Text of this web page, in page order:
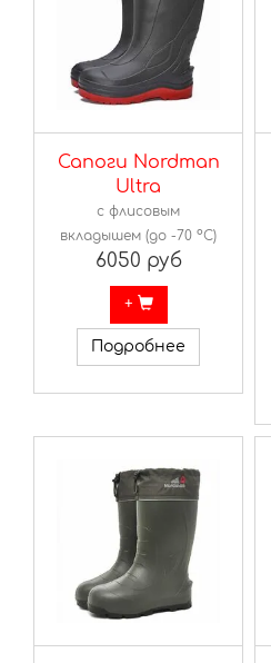
Сапоги Nordman
Ultra
с флисовым
вкладышем (до -70 ºС)
6050 руб
+
Подробнее